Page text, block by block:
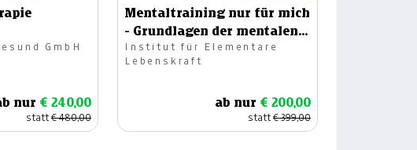
GmbH
nur € 240,00
statt€ 480,00
Mentaltraining nur für mich
- Grundlagen der mentalen
Stärke
Institut für Elementare
Lebenskraft
ab nur € 200,00
statt€ 399,00